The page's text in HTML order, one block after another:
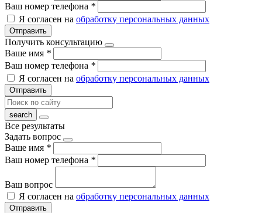
Ваш номер телефона *
Я согласен на обработку персональных данных
Отправить
Получить консультацию
Ваше имя *
Ваш номер телефона *
Я согласен на обработку персональных данных
Отправить
Все результаты
Задать вопрос
Ваше имя *
Ваш номер телефона *
Ваш вопрос
Я согласен на обработку персональных данных
Отправить